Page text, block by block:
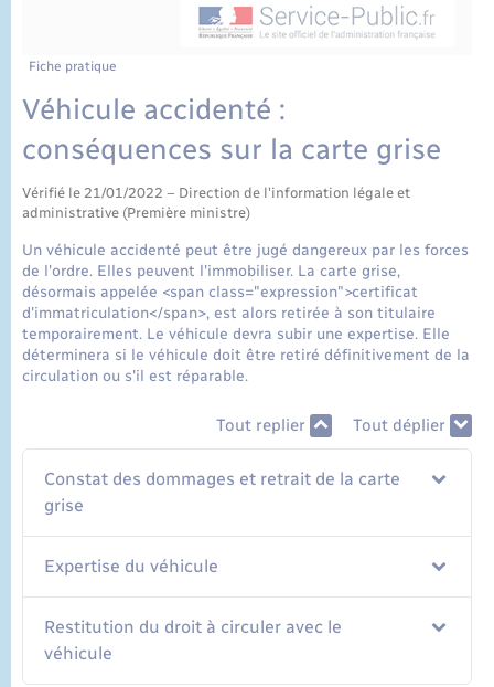
Fiche pratique
Véhicule accidenté :
conséquences sur la carte grise
Vérifié le 21/01/2022 – Direction de l'information légale et
administrative (Première ministre)
Un véhicule accidenté peut être jugé dangereux par les forces
de l'ordre. Elles peuvent l'immobiliser. La carte grise,
désormais appelée <span class="expression">certificat
d'immatriculation</span>, est alors retirée à son titulaire
temporairement. Le véhicule devra subir une expertise. Elle
déterminera si le véhicule doit être retiré définitivement de la
circulation ou s'il est réparable.
Tout replier Tout déplier
Constat des dommages et retrait de la carte
grise
Expertise du véhicule
Restitution du droit à circuler avec le
véhicule